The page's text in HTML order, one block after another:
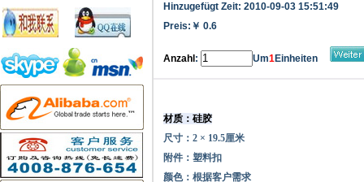
Hinzugefügt Zeit: 2010-09-03 15:51:49
Preis:￥ 0.6
Anzahl : Um1Einheiten
材质：硅胶
尺寸：2 × 19.5厘米
附件：塑料扣
颜色：根据客户需求